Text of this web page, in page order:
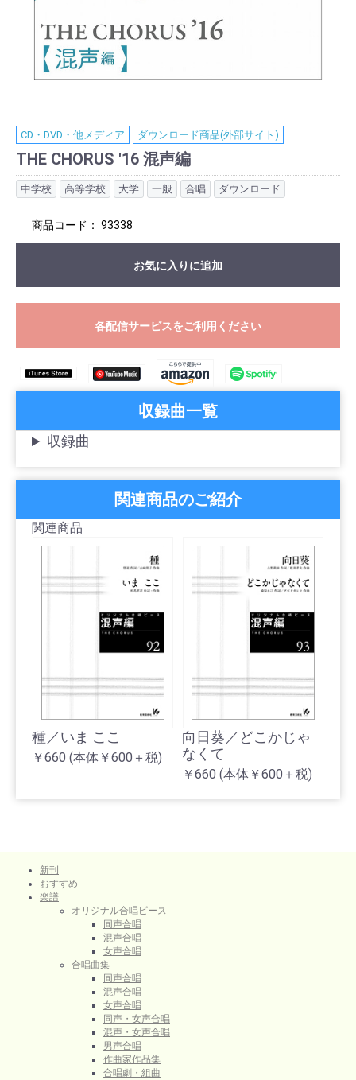
CD・DVD・他メディア ダウンロード商品(外部サイト)
THE CHORUS '16 混声編
中学校 高等学校 大学 一般 合唱 ダウンロード
商品コード： 93338
お気に入りに追加
各配信サービスをご利用ください
収録曲一覧
収録曲
関連商品のご紹介
関連商品
種／いま ここ
￥660 (本体￥600＋税)
向日葵／どこかじゃ
なくて
￥660 (本体￥600＋税)
新刊
おすすめ
楽譜
オリジナル合唱ピース
同声合唱
混声合唱
女声合唱
合唱曲集
同声合唱
混声合唱
女声合唱
同声・女声合唱
混声・女声合唱
男声合唱
作曲家作品集
合唱劇・組曲